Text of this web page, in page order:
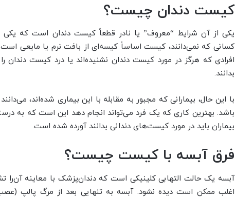
کیست دندان چیست؟
یکی از آن شرایط “معروف” یا نادر قطعاً کیست دندان است که یکی
کسانی که نمی‌دانند، کیست اساساً کیسه‌ای از بافت نرم یا مایعی است
افرادی که هرگز در مورد کیست دندان نشنیده‌اند یا درد کیست دندان
بدانند.
با این حال، بیمارانی که مجبور به مقابله با این بیماری شده‌اند،
باشد. بهترین کاری که یک فرد می‌تواند انجام دهد این است که به
بیماران باید در مورد کیست‌های دندانی بدانند آورده شده است.
فرق آبسه با کیست چیست؟
آبسه یک حالت التهابی کلینیکی است که دندان‌پزشک با معاینه
اغلب ممکن است دیده نشود. آبسه به تنهایی بعد از مرگ پالپ